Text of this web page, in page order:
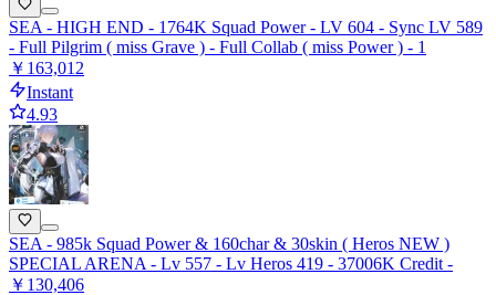
SEA - HIGH END - 1764K Squad Power - LV 604 - Sync LV 589
- Full Pilgrim ( miss Grave ) - Full Collab ( miss Power ) - 1
￥163,012
Instant
4.93
SEA - 985k Squad Power & 160char & 30skin ( Heros NEW )
SPECIAL ARENA - Lv 557 - Lv Heros 419 - 37006K Credit -
￥130,406